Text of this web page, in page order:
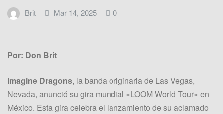
Brit Mar 14, 2025 0
Por: Don Brit
Imagine Dragons, la banda originaria de Las Vegas,
Nevada, anunció su gira mundial «LOOM World Tour» en
México. Esta gira celebra el lanzamiento de su aclamado